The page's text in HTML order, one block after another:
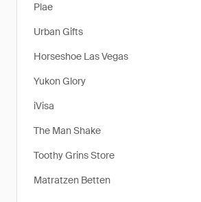
Plae
Urban Gifts
Horseshoe Las Vegas
Yukon Glory
iVisa
The Man Shake
Toothy Grins Store
Matratzen Betten